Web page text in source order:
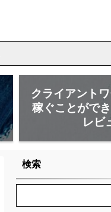
クライアント
稼ぐことがで
レビ
検索